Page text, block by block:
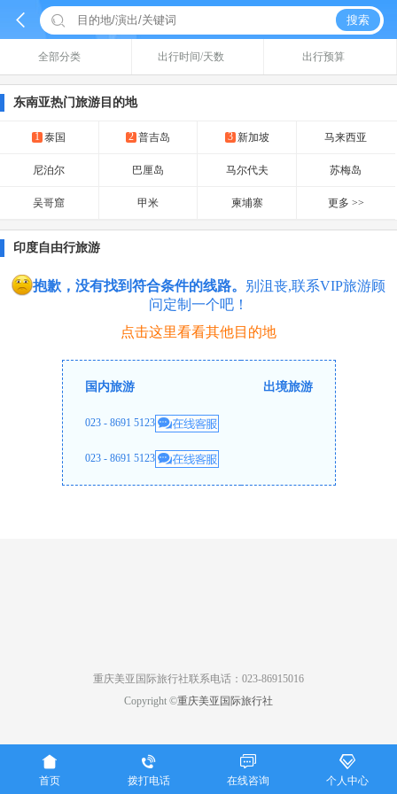
  搜索
全部分类 出行时间/天数 出行预算
东南亚热门旅游目的地
1 泰国 2 普吉岛 3 新加坡 马来西亚
尼泊尔 巴厘岛 马尔代夫 苏梅岛
吴哥窟 甲米 柬埔寨 更多 >>
印度自由行旅游
抱歉，没有找到符合条件的线路。 别沮丧,联系VIP旅游顾
问定制一个吧！
点击这里看看其他目的地
国内旅游
023 - 8691 5123
023 - 8691 5123
出境旅游
重庆美亚国际旅行社联系电话：023-86915016
Copyright ©重庆美亚国际旅行社

首页

拨打电话

在线咨询

个人中心